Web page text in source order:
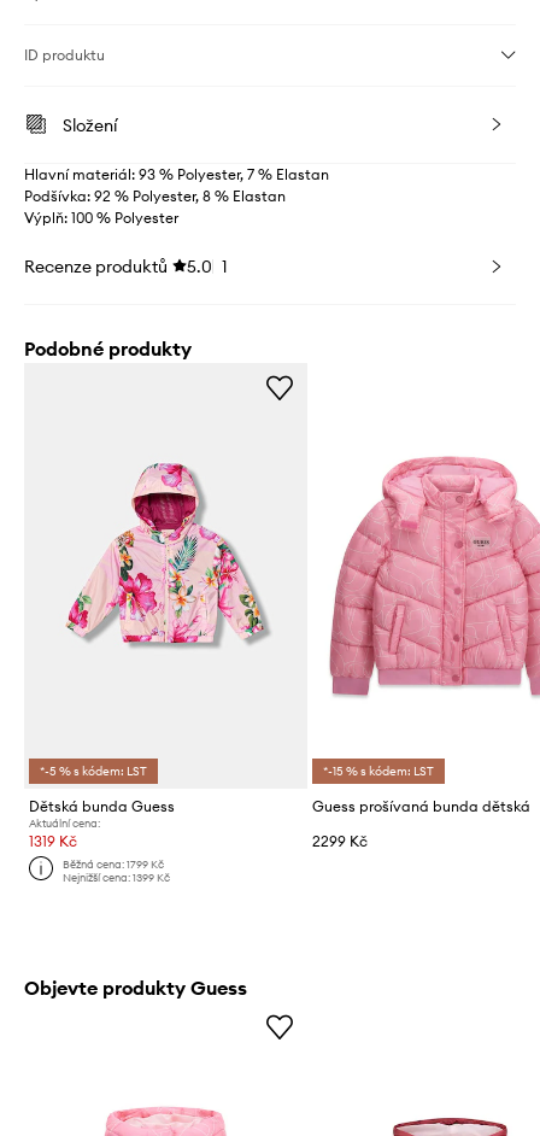
ID produktu
Složení
Hlavní materiál: 93 % Polyester, 7 % Elastan
Podšívka: 92 % Polyester, 8 % Elastan
Výplň: 100 % Polyester
Recenze produktů 5.0 1
Podobné produkty
*-5 % s kódem: LST
Dětská bunda Guess
Aktuální cena:
1319 Kč
Běžná cena:1799 Kč
Nejnižší cena:1399 Kč
*-15 % s kódem: LST
Guess prošívaná bunda dětská
2299 Kč
Objevte produkty Guess